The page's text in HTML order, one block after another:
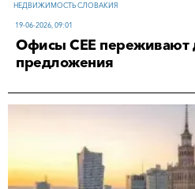
НЕДВИЖИМОСТЬ СЛОВАКИЯ
19-06-2026, 09:01
Офисы CEE переживают
предложения